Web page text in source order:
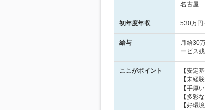
名古屋…
初年度年収 530万円
給与
月給30
ービス
ここがポイント
【安定
【未経
【手厚
【多彩
【好環